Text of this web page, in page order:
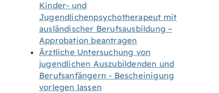
Kinder- und
Jugendlichenpsychotherapeut mit
ausländischer Berufsausbildung –
Approbation beantragen
Ärztliche Untersuchung von
jugendlichen Auszubildenden und
Berufsanfängern - Bescheinigung
vorlegen lassen